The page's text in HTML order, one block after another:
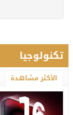
تكنولوجيا
الأكثر مشاهدة